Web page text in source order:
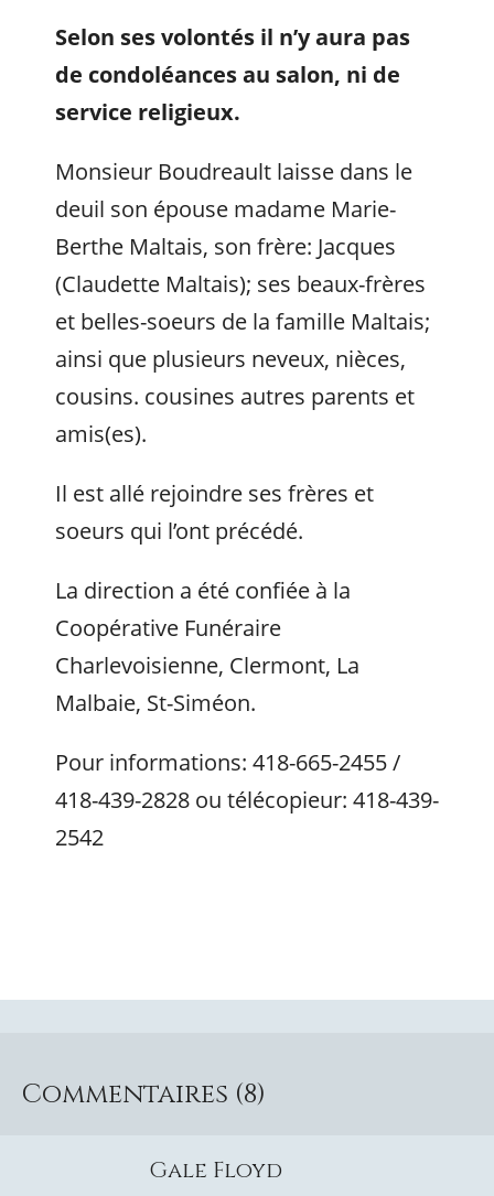
Selon ses volontés il n’y aura pas
de condoléances au salon, ni de
service religieux.
Monsieur Boudreault laisse dans le
deuil son épouse madame Marie-
Berthe Maltais, son frère: Jacques
(Claudette Maltais); ses beaux-frères
et belles-soeurs de la famille Maltais;
ainsi que plusieurs neveux, nièces,
cousins. cousines autres parents et
amis(es).
Il est allé rejoindre ses frères et
soeurs qui l’ont précédé.
La direction a été confiée à la
Coopérative Funéraire
Charlevoisienne, Clermont, La
Malbaie, St-Siméon.
Pour informations: 418-665-2455 /
418-439-2828 ou télécopieur: 418-439-
2542
Commentaires (8)
Gale Floyd